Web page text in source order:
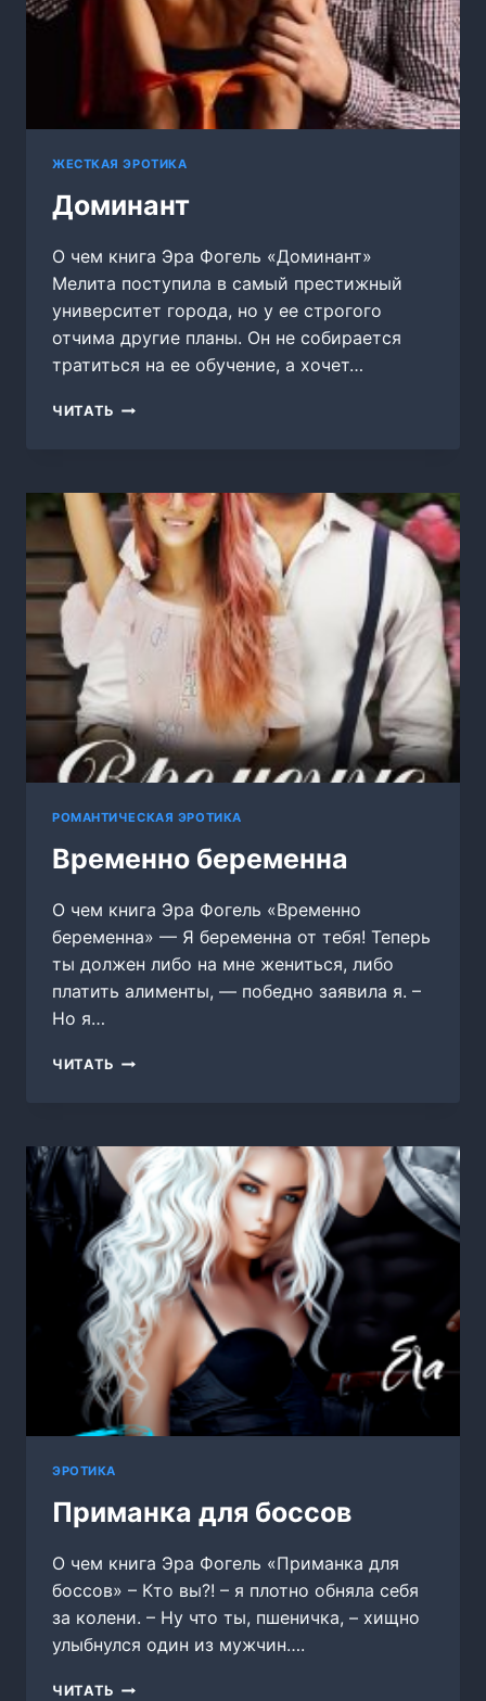
ЖЕСТКАЯ ЭРОТИКА
Доминант
О чем книга Эра Фогель «Доминант»
Мелита поступила в самый престижный
университет города, но у ее строгого
отчима другие планы. Он не собирается
тратиться на ее обучение, а хочет…
ЧИТАТЬ ДОМИНАНТ
РОМАНТИЧЕСКАЯ ЭРОТИКА
Временно беременна
О чем книга Эра Фогель «Временно
беременна» — Я беременна от тебя! Теперь
ты должен либо на мне жениться, либо
платить алименты, — победно заявила я. –
Но я…
ЧИТАТЬ ВРЕМЕННО
ЭРОТИКА
Приманка для боссов
О чем книга Эра Фогель «Приманка для
боссов» – Кто вы?! – я плотно обняла себя
за колени. – Ну что ты, пшеничка, – хищно
улыбнулся один из мужчин….
ЧИТАТЬ ПРИМАНКА